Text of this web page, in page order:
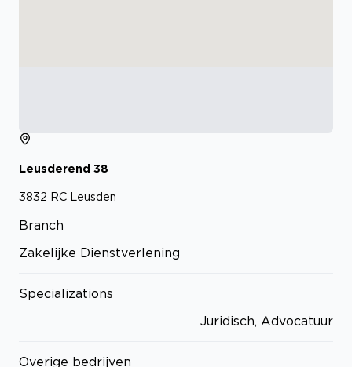
Leusderend 38
3832 RC Leusden
Branch
Zakelijke Dienstverlening
Specializations
Juridisch, Advocatuur
Overige bedrijven